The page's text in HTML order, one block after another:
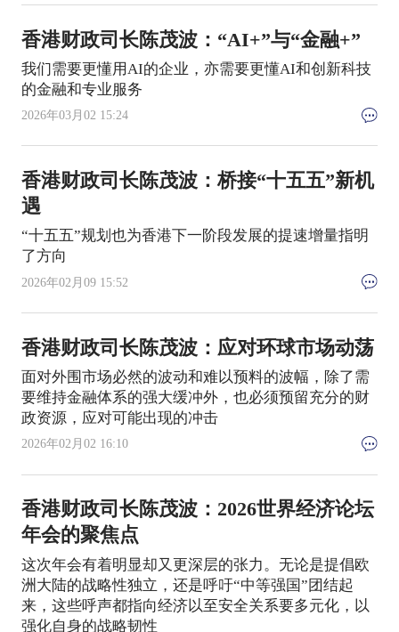
香港财政司长陈茂波：“AI+”与“金融+”
我们需要更懂用AI的企业，亦需要更懂AI和创新科技
的金融和专业服务
2026年03月02 15:24
香港财政司长陈茂波：桥接“十五五”新机
遇
“十五五”规划也为香港下一阶段发展的提速增量指明
了方向
2026年02月09 15:52
香港财政司长陈茂波：应对环球市场动荡
面对外围市场必然的波动和难以预料的波幅，除了需
要维持金融体系的强大缓冲外，也必须预留充分的财
政资源，应对可能出现的冲击
2026年02月02 16:10
香港财政司长陈茂波：2026世界经济论坛
年会的聚焦点
这次年会有着明显却又更深层的张力。无论是提倡欧
洲大陆的战略性独立，还是呼吁“中等强国”团结起
来，这些呼声都指向经济以至安全关系要多元化，以
强化自身的战略韧性